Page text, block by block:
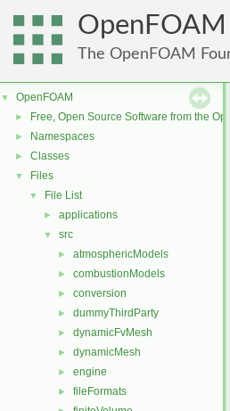
OpenFOAM
The OpenFOAM
▼ OpenFOAM
► Free, Open Source Software from the
► Namespaces
► Classes
▼ Files
▼ File List
► applications
▼ src
► atmosphericModels
► combustionModels
► conversion
► dummyThirdParty
► dynamicFvMesh
► dynamicMesh
► engine
► fileFormats